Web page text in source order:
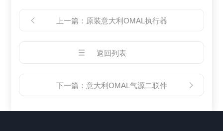
上一篇： 原装意大利OMAL执行器
返回列表
下一篇： 意大利OMAL气源二联件